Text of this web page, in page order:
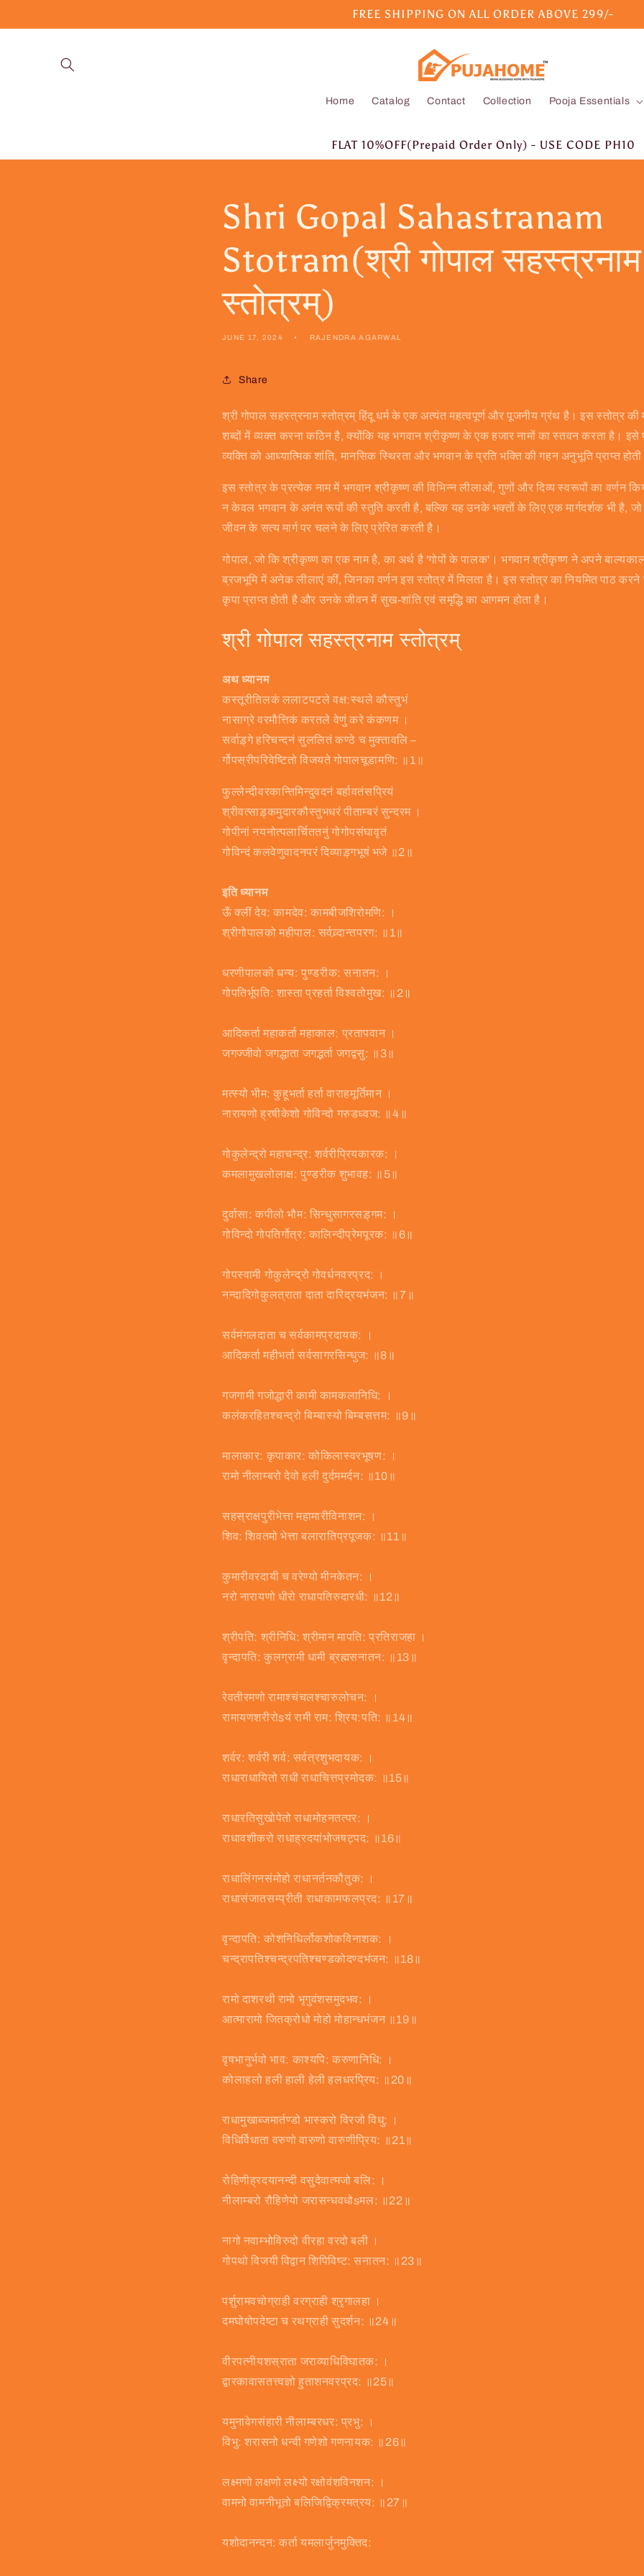
FREE SHIPPING ON ALL ORDER ABOVE 299/-
Home Catalog Contact Collection Pooja Essentials
FLAT 10%OFF(Prepaid Order Only) - USE CODE PH10
Shri Gopal Sahastranam
Stotram(श्री गोपाल सहस्त्रनाम
स्तोत्रम्)
JUNE 17, 2024 RAJENDRA AGARWAL
Share
श्री गोपाल सहस्त्रनाम स्तोत्रम् हिंदू धर्म के एक अत्यंत महत्वपूर्ण और पूजनीय ग्रंथ है। इस स्तोत्र की
शब्दों में व्यक्त करना कठिन है, क्योंकि यह भगवान श्रीकृष्ण के एक हजार नामों का स्तवन करता है।
व्यक्ति को आध्यात्मिक शांति, मानसिक स्थिरता और भगवान के प्रति भक्ति की गहन अनुभूति प्राप्त होती
इस स्तोत्र के प्रत्येक नाम में भगवान श्रीकृष्ण की विभिन्न लीलाओं, गुणों और दिव्य स्वरूपों का वर्णन
न केवल भगवान के अनंत रूपों की स्तुति करती है, बल्कि यह उनके भक्तों के लिए एक मार्गदर्शक भी है, जो
जीवन के सत्य मार्ग पर चलने के लिए प्रेरित करती है।
गोपाल, जो कि श्रीकृष्ण का एक नाम है, का अर्थ है 'गोपों के पालक'। भगवान श्रीकृष्ण ने अपने
ब्रजभूमि में अनेक लीलाएं कीं, जिनका वर्णन इस स्तोत्र में मिलता है। इस स्तोत्र का नियमित पाठ करने
कृपा प्राप्त होती है और उनके जीवन में सुख-शांति एवं समृद्धि का आगमन होता है।
श्री गोपाल सहस्त्रनाम स्तोत्रम्
अथ ध्यानम
कस्तूरीतिलकं ललाटपटले वक्ष:स्थले कौस्तुभं
नासाग्रे वरमौत्तिकं करतले वेणुं करे कंकणम ।
सर्वाड़्गे हरिचन्दनं सुललितं कण्ठे च मुक्तावलि –
र्गोपस्रीपरिवेष्टितो विजयते गोपालचूडामणि: ॥1॥
फुल्लेन्दीवरकान्तिमिन्दुवदनं बर्हावतंसप्रियं
श्रीवत्साड़्कमुदारकौस्तुभधरं पीताम्बरं सुन्दरम ।
गोपीनां नयनोत्पलार्चिततनुं गोगोपसंघावृतं
गोविन्दं कलवेणुवादनपरं दिव्याड़्गभूषं भजे ॥2॥
इति ध्यानम
ऊँ क्लीं देव: कामदेव: कामबीजशिरोमणि: ।
श्रीगोपालको महीपाल: सर्वव्र्दान्तपरग: ॥1॥
धरणीपालको धन्य: पुण्डरीक: सनातन: ।
गोपतिर्भूपति: शास्ता प्रहर्ता विश्वतोमुख: ॥2॥
आदिकर्ता महाकर्ता महाकाल: प्रतापवान ।
जगज्जीवो जगद्धाता जगद्भर्ता जगद्वसु: ॥3॥
मत्स्यो भीम: कुहूभर्ता हर्ता वाराहमूर्तिमान ।
नारायणो ह्रषीकेशो गोविन्दो गरुडध्वज: ॥4॥
गोकुलेन्द्रो महाचन्द्र: शर्वरीप्रियकारक: ।
कमलामुखलोलाक्ष: पुण्डरीक शुभावह: ॥5॥
दुर्वासा: कपीलो भौम: सिन्धुसागरसड़्गम: ।
गोविन्दो गोपतिर्गोत्र: कालिन्दीप्रेमपूरक: ॥6॥
गोपस्वामी गोकुलेन्द्रो गोवर्धनवरप्रद: ।
नन्दादिगोकुलत्राता दाता दारिद्रयभंजन: ॥7॥
सर्वमंगलदाता च सर्वकामप्रदायक: ।
आदिकर्ता महीभर्ता सर्वसागरसिन्धुज: ॥8॥
गजगामी गजोद्धारी कामी कामकलानिधि: ।
कलंकरहितश्चन्द्रो बिम्बास्यो बिम्बसत्तम: ॥9॥
मालाकार: कृपाकार: कोकिलास्वरभूषण: ।
रामो नीलाम्बरो देवो हली दुर्दममर्दन: ॥10॥
सहस्राक्षपुरीभेत्ता महामारीविनाशन: ।
शिव: शिवतमो भेत्ता बलारातिप्रपूजक: ॥11॥
कुमारीवरदायी च वरेण्यो मीनकेतन: ।
नरो नारायणो धीरो राधापतिरुदारधी: ॥12॥
श्रीपति: श्रीनिधि: श्रीमान मापति: प्रतिराजहा ।
वृन्दापति: कुलग्रामी धामी ब्रह्मसनातन: ॥13॥
रेवतीरमणो रामाश्चंचलश्चारुलोचन: ।
रामायणशरीरोsयं रामी राम: श्रिय:पति: ॥14॥
शर्वर: शर्वरी शर्व: सर्वत्रशुभदायक: ।
राधाराधायितो राधी राधाचित्तप्रमोदक: ॥15॥
राधारतिसुखोपेतो राधामोहनतत्पर: ।
राधावशीकरो राधाह्रदयांभोजषट्पद: ॥16॥
राधालिंगनसंमोहो राधानर्तनकौतुक: ।
राधासंजातसम्प्रीती राधाकामफलप्रद: ॥17॥
वृन्दापति: कोशनिधिर्लोकशोकविनाशक: ।
चन्द्रापतिश्चन्द्रपतिश्चण्डकोदण्दभंजन: ॥18॥
रामो दाशरथी रामो भृगुवंशसमुदभव: ।
आत्मारामो जितक्रोधो मोहो मोहान्धभंजन ॥19॥
वृषभानुर्भवो भाव: काश्यपि: करुणानिधि: ।
कोलाहलो हली हाली हेली हलधरप्रिय: ॥20॥
राधामुखाब्जमार्तण्डो भास्करो विरजो विधु: ।
विधिर्विधाता वरुणो वारुणो वारुणीप्रिय: ॥21॥
रोहिणीह्रदयानन्दी वसुदेवात्मजो बलि: ।
नीलाम्बरो रौहिणेयो जरासन्धवधोsमल: ॥22॥
नागो नवाम्भोविरुदो वीरहा वरदो बली ।
गोपथो विजयी विद्वान शिपिविष्ट: सनातन: ॥23॥
पर्शुरामवचोग्राही वरग्राही श्रृगालहा ।
दमघोषोपदेष्टा च रथग्राही सुदर्शन: ॥24॥
वीरपत्नीयशस्राता जराव्याधिविघातक: ।
द्वारकावासतत्त्वज्ञो हुताशनवरप्रद: ॥25॥
यमुनावेगसंहारी नीलाम्बरधर: प्रभु: ।
विभु: शरासनो धन्वी गणेशो गणनायक: ॥26॥
लक्ष्मणो लक्षणो लक्ष्यो रक्षोवंशविनशन: ।
वामनो वामनीभूतो बलिजिद्विक्रमत्रय: ॥27॥
यशोदानन्दन: कर्ता यमलार्जुनमुक्तिद: